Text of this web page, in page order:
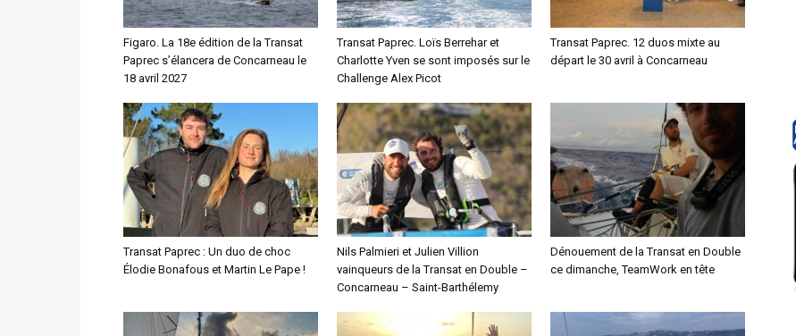
Figaro. La 18e édition de la Transat
Paprec s’élancera de Concarneau le
18 avril 2027
Transat Paprec. Loïs Berrehar et
Charlotte Yven se sont imposés sur le
Challenge Alex Picot
Transat Paprec. 12 duos mixte au
départ le 30 avril à Concarneau
Transat Paprec : Un duo de choc
Élodie Bonafous et Martin Le Pape !
Nils Palmieri et Julien Villion
vainqueurs de la Transat en Double –
Concarneau – Saint-Barthélemy
Dénouement de la Transat en Double
ce dimanche, TeamWork en tête